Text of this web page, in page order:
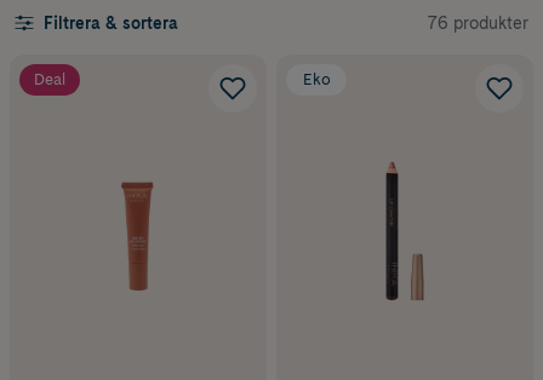
Filtrera & sortera 76 produkter
Deal Eko